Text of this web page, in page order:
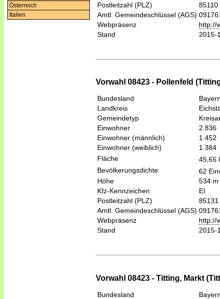
Österreich
Italien
Postleitzahl (PLZ)
85110
Amtl. Gemeindeschlüssel (AGS)
Webpräsenz
http://
Stand
2015-
Vorwahl 08423 - Pollenfeld
Bundesland
Landkreis
Gemeindetyp
Einwohner
2.836
Einwohner (männlich)
1.452
Einwohner (weiblich)
1.384
Fläche
45,65
Bevölkerungsdichte
62
Höhe
534 m
Kfz-Kennzeichen
EI
Postleitzahl (PLZ)
85131
Amtl. Gemeindeschlüssel (AGS)
Webpräsenz
http://
Stand
2015-
Vorwahl 08423 - Titting, Markt
Bundesland